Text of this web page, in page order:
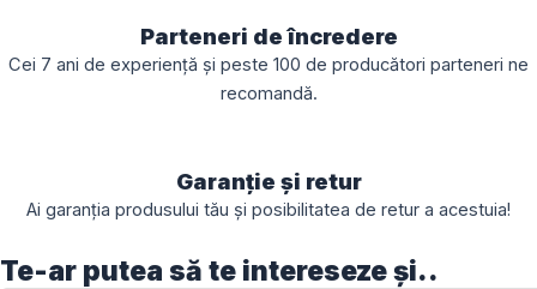
Parteneri de încredere
Cei 7 ani de experiență și peste 100 de producători parteneri ne
recomandă.
Garanție și retur
Ai garanția produsului tău și posibilitatea de retur a acestuia!
Te-ar putea să te intereseze și..